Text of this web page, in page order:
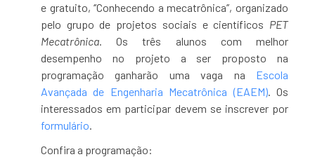
e gratuito, ‘’Conhecendo a mecatrônica’’, organizado
pelo grupo de projetos sociais e científicos PET
Mecatrônica. Os três alunos com melhor
desempenho no projeto a ser proposto na
programação ganharão uma vaga na Escola
Avançada de Engenharia Mecatrônica (EAEM). Os
interessados em participar devem se inscrever por
formulário.
Confira a programação: